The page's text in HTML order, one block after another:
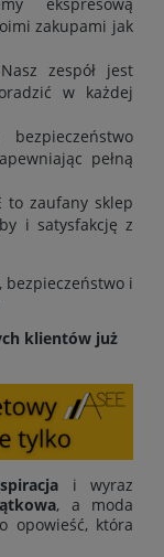
zakupami jak
zespół jest
w każdej
pełną
to zaufany sklep
i satysfakcję z
bezpieczeństwo i
klientów już
i wyraz
, a moda
opowieść, która